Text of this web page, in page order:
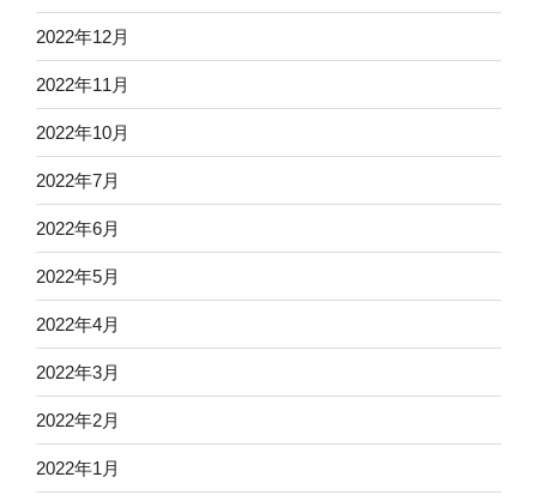
2022年12月
2022年11月
2022年10月
2022年7月
2022年6月
2022年5月
2022年4月
2022年3月
2022年2月
2022年1月